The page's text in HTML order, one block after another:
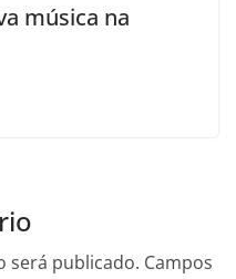
música na
será publicado. Campos